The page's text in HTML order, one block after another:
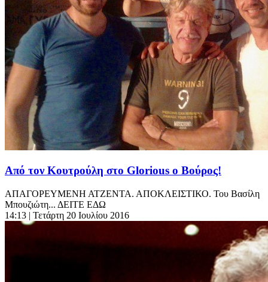
Από τον Κουτρούλη στο Glorious ο Βούρος!
ΑΠΑΓΟΡΕΥΜΕΝΗ ΑΤΖΕΝΤΑ. ΑΠΟΚΛΕΙΣΤΙΚΟ. Του Βασίλη
Μπουζιώτη... ΔΕΙΤΕ ΕΔΩ
14:13 | Τετάρτη 20 Ιουλίου 2016